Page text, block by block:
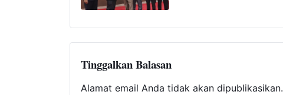
Tinggalkan Balasan
Alamat email Anda tidak akan dipublikasikan.